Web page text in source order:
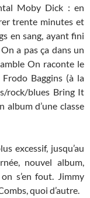
Moby Dick : en
trente minutes et
en sang, ayant fini
a pas ça dans un
On raconte le
Baggins (à la
rock/blues Bring It
album d’une classe
excessif, jusqu’au
nouvel album,
s’en fout. Jimmy
quoi d’autre.